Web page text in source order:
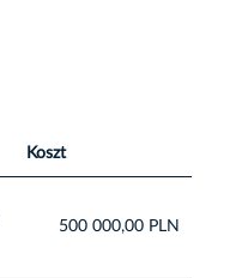
Koszt
500 000,00 PLN